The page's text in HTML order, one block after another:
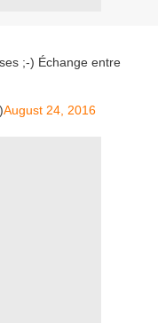
;-) Échange entre
)August 24, 2016